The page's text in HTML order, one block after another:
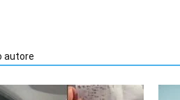
autore